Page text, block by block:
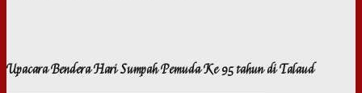
Upacara Bendera Hari Sumpah Pemuda Ke 95 tahun di Talaud